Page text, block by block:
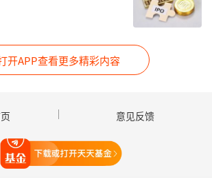
同期基准170.6%；中欧周期优
开APP查看更多精彩内容
意见反馈
打开天天基金